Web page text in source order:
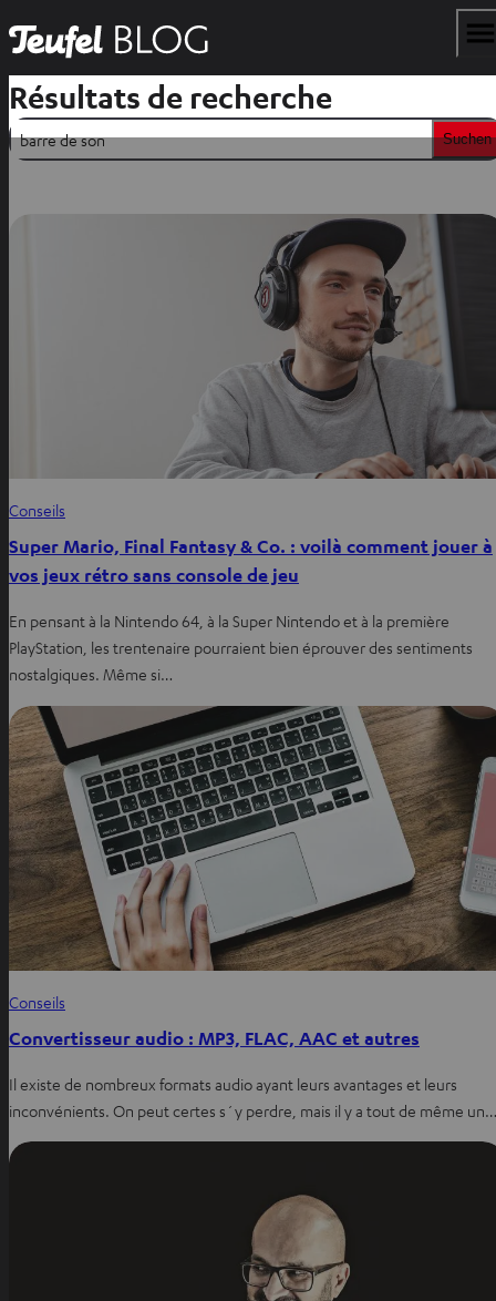
Résultats de recherche
Suchen Suchen
Conseils
Super Mario, Final Fantasy & Co. : voilà comment jouer à
vos jeux rétro sans console de jeu
En pensant à la Nintendo 64, à la Super Nintendo et à la première
PlayStation, les trentenaire pourraient bien éprouver des sentiments
nostalgiques. Même si…
Conseils
Convertisseur audio : MP3, FLAC, AAC et autres
Il existe de nombreux formats audio ayant leurs avantages et leurs
inconvénients. On peut certes s´y perdre, mais il y a tout de même un…